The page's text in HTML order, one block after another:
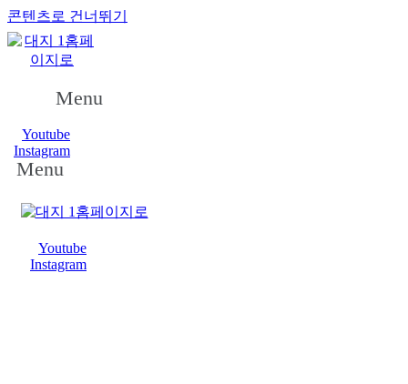
콘텐츠로 건너뛰기
Menu
Youtube
Instagram
Menu
Youtube
Instagram